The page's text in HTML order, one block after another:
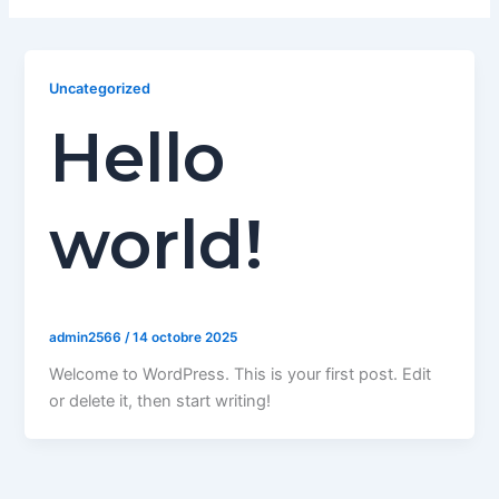
Uncategorized
Hello
world!
admin2566 /14 octobre 2025
Welcome to WordPress. This is your first post. Edit
or delete it, then start writing!